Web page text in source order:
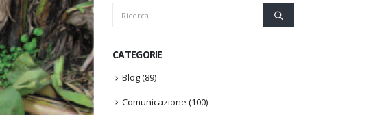
CATEGORIE
Blog(89)
Comunicazione (100)